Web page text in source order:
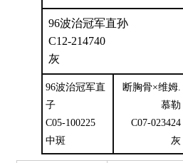
96波治冠军直孙
C12-214740
灰
96波治冠军直
子
C05-100225
中斑
断胸骨×维姆.
慕勒
C07-023424
灰